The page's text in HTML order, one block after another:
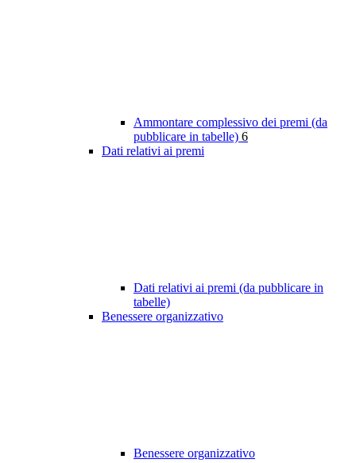
Ammontare complessivo dei premi (da
pubblicare in tabelle) 6
Dati relativi ai premi
Dati relativi ai premi (da pubblicare in
tabelle)
Benessere organizzativo
Benessere organizzativo